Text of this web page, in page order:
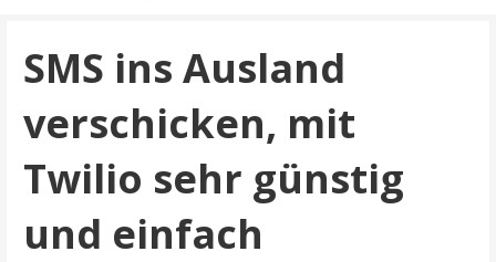
SMS ins Ausland
verschicken, mit
Twilio sehr günstig
und einfach